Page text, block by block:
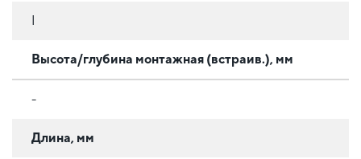
I
Высота/глубина монтажная (встраив.), мм
-
Длина, мм